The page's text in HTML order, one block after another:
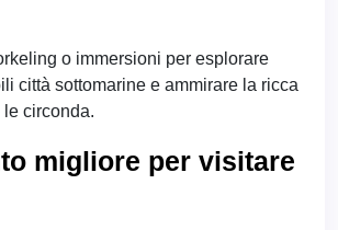
o immersioni per esplorare
città sottomarine e ammirare la ricca
circonda.
migliore per visitare